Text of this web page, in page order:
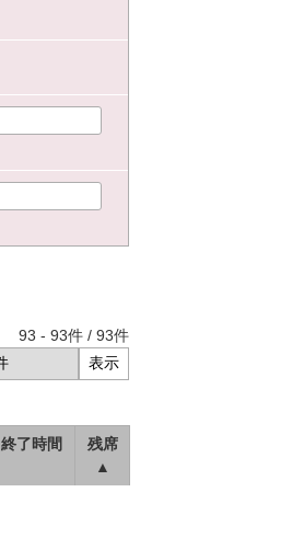
93 - 93件 / 93件
終了時間
残席
▲